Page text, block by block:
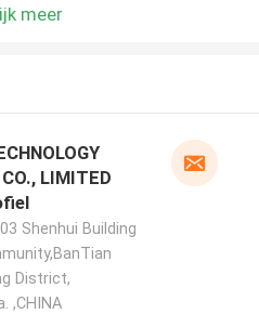
meer
LIMITED
Shenhui Building
District,
,CHINA